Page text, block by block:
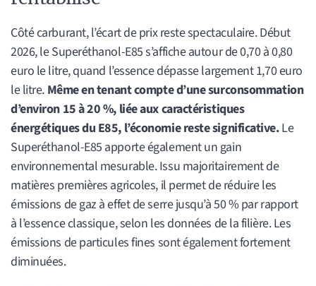
Côté carburant, l’écart de prix reste spectaculaire. Début
2026, le Superéthanol-E85 s’affiche autour de 0,70 à 0,80
euro le litre, quand l’essence dépasse largement 1,70 euro
le litre.Même en tenant compte d’une surconsommation
d’environ 15 à 20 %, liée aux caractéristiques
énergétiques du E85, l’économie reste significative.Le
Superéthanol-E85 apporte également un gain
environnemental mesurable. Issu majoritairement de
matières premières agricoles, il permet de réduire les
émissions de gaz à effet de serre jusqu’à 50 % par rapport
à l’essence classique, selon les données de la filière. Les
émissions de particules fines sont également fortement
diminuées.